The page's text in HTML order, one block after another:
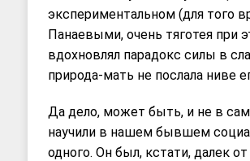
экспериментальном (для того
Панаевыми, очень тяготея при
вдохновлял парадокс силы в
природа-мать не послала ниве
Да дело, может быть, и не в
научили в нашем бывшем
одного. Он был, кстати, далек